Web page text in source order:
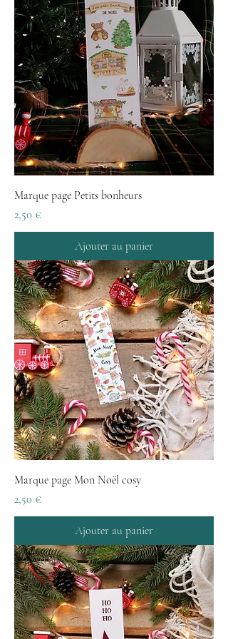
Marque page Petits bonheurs
Prix
2,50 €
Ajouter au panier
Marque page Mon Noël cosy
Prix
2,50 €
Ajouter au panier